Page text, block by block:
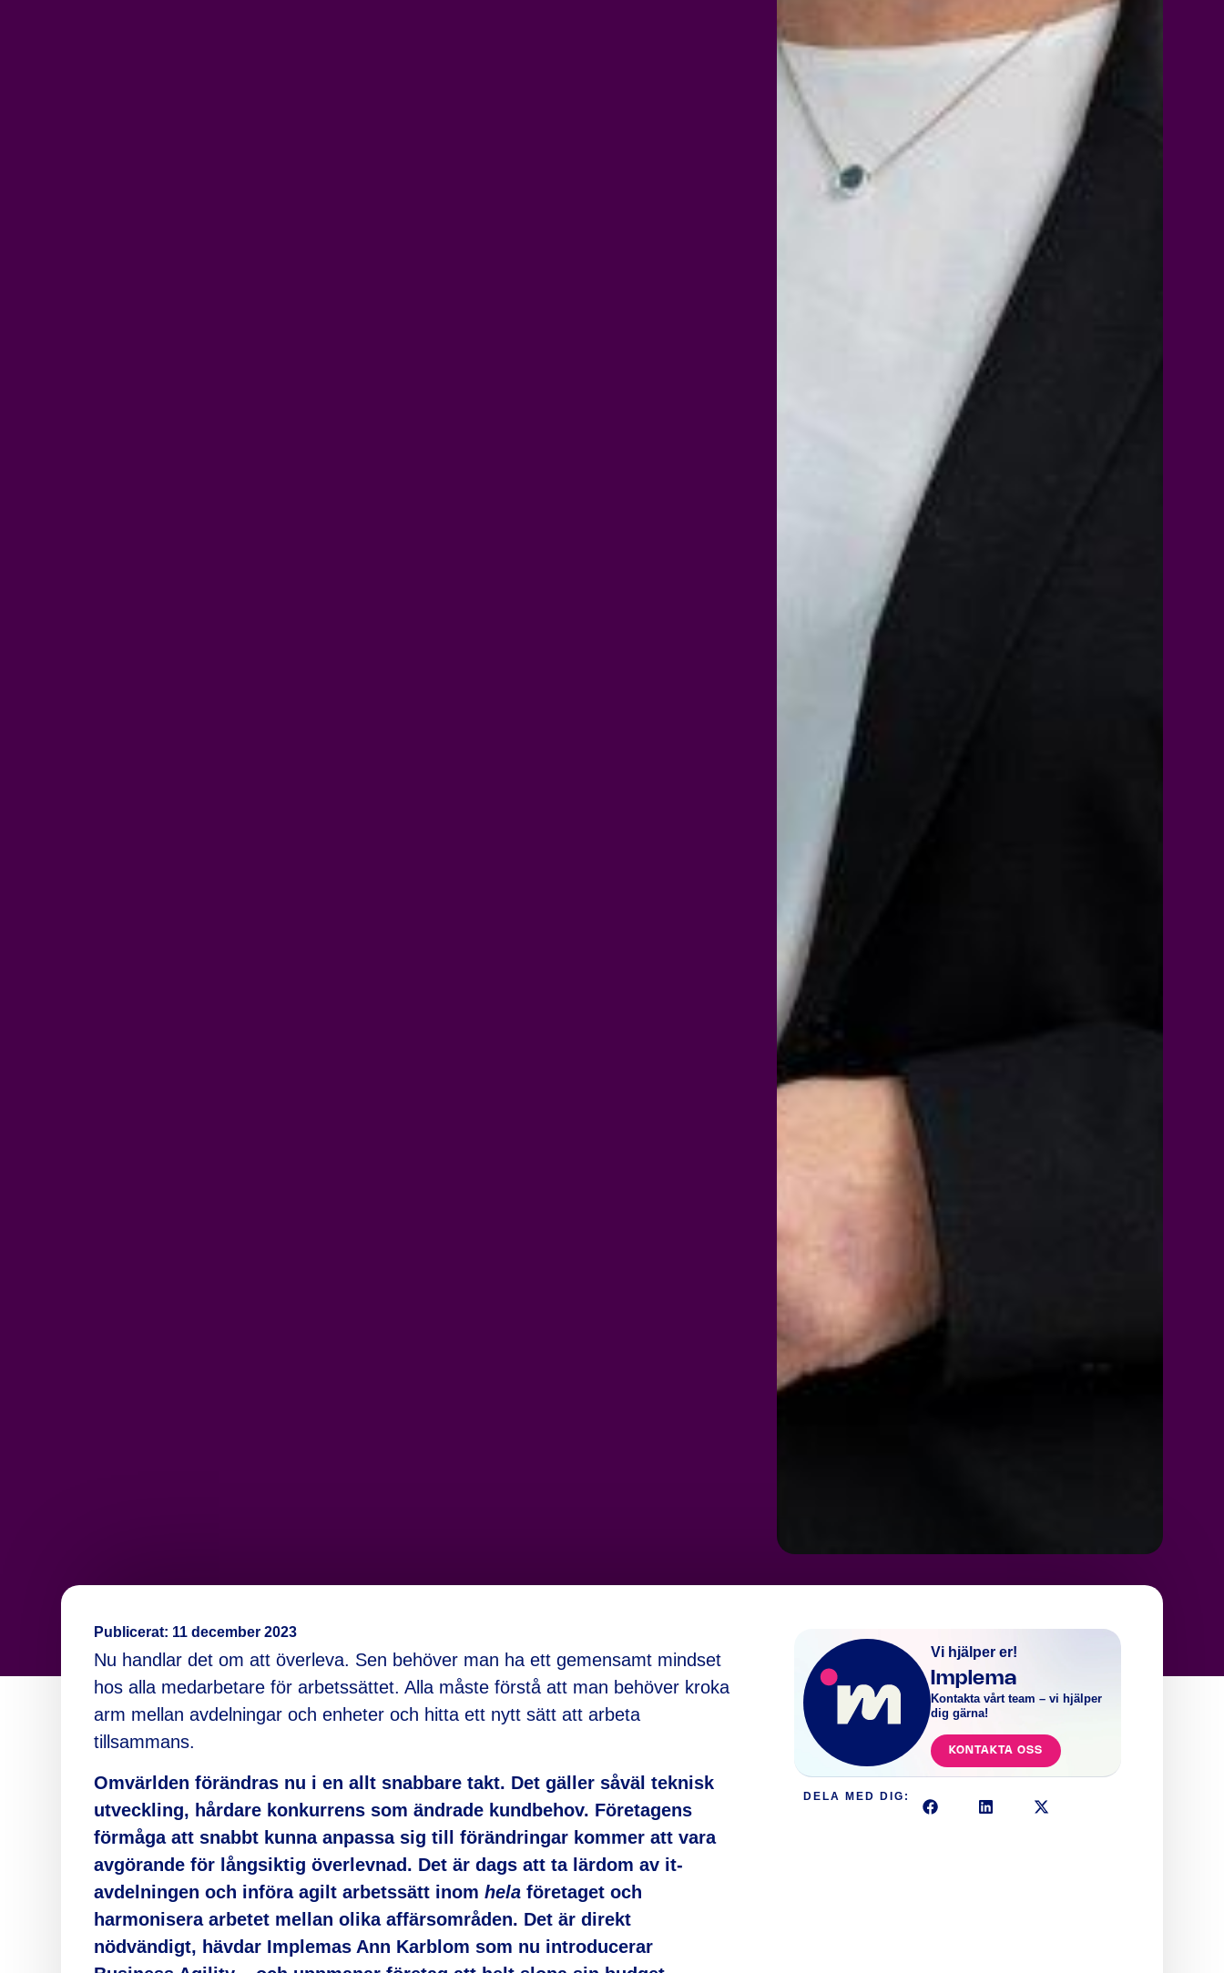
Publicerat: 11 december 2023
Nu handlar det om att överleva. Sen behöver man ha ett gemensamt mindset
hos alla medarbetare för arbetssättet. Alla måste förstå att man behöver kroka
arm mellan avdelningar och enheter och hitta ett nytt sätt att arbeta
tillsammans.
Omvärlden förändras nu i en allt snabbare takt. Det gäller såväl teknisk
utveckling, hårdare konkurrens som ändrade kundbehov. Företagens
förmåga att snabbt kunna anpassa sig till förändringar kommer att vara
avgörande för långsiktig överlevnad. Det är dags att ta lärdom av it-
avdelningen och införa agilt arbetssätt inomhela företaget och
harmonisera arbetet mellan olika affärsområden. Det är direkt
nödvändigt, hävdar Implemas Ann Karblom som nu introducerar
Vi hjälper er!
Implema
Kontakta vårt team – vi hjälper
dig gärna!
KONTAKTA OSS
DELA MED DIG: